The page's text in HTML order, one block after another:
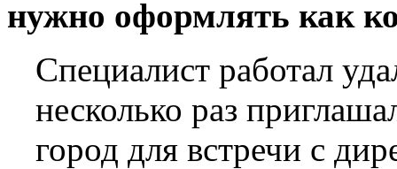
нужно оформлять как
Специалист работал
несколько раз
город для встречи с